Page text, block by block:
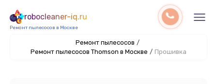
robocleaner-iq.ru
Ремонт пылесосов в Москве
Ремонт пылесосов /
Ремонт пылесосов Thomson в Москве / Прошивка